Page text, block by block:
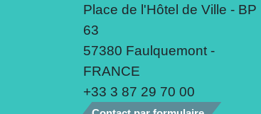
Place de l'Hôtel de Ville - BP
63
57380 Faulquemont -
FRANCE
+33 3 87 29 70 00